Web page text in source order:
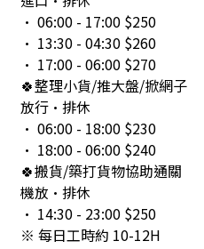
• 06:00 - 17:00 $250
• 13:30 - 04:30 $260
• 17:00 - 06:00 $270
🍀整理小貨/推大盤/掀網子
放行•排休
• 06:00 - 18:00 $230
• 18:00 - 06:00 $240
🍀搬貨/築打貨物協助通關
機放•排休
• 14:30 - 23:00 $250
※ 每日工時約 10-12H